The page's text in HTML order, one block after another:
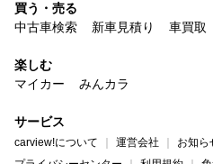
買う・売る
中古車検索
新車見積り 車買取
楽しむ
マイカー
みんカラ
サービス
carview!について 運営会社 お知ら